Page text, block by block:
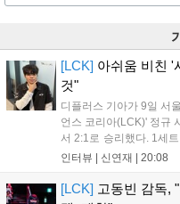
[LCK] 아쉬움 비친 '
것"
디플러스 기아가 9일 서
언스 코리아(LCK)' 정규
서 2:1로 승리했다. 1세
을 거뒀다. 14승을 달성
인터뷰 | 신연재 | 20:08
[LCK] 고동빈 감독,